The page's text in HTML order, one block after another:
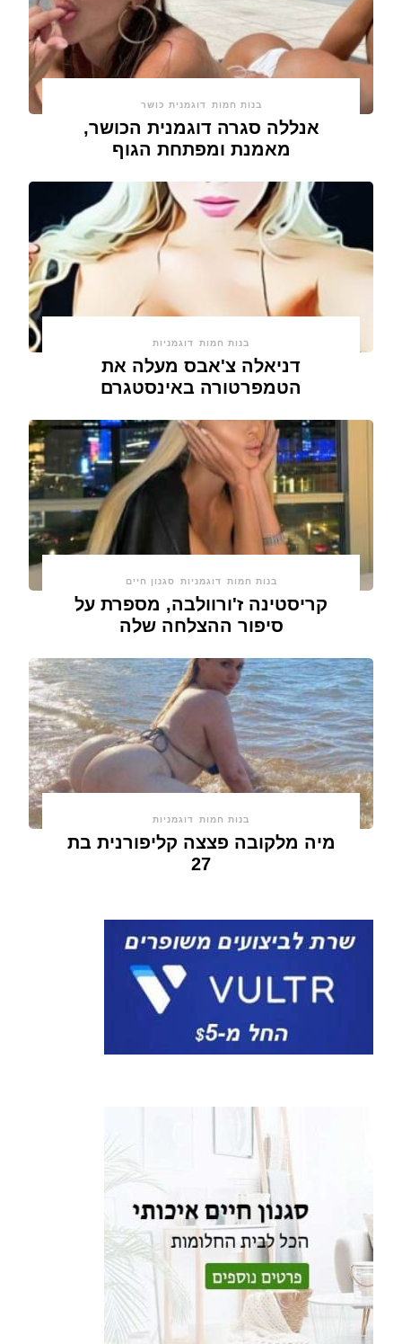
בנות חמות דוגמנית כושר
אנללה סגרה דוגמנית הכושר,
מאמנת ומפתחת הגוף
בנות חמות דוגמניות
דניאלה צ'אבס מעלה את
הטמפרטורה באינסטגרם
בנות חמות דוגמניות סגנון חיים
קריסטינה ז'ורוולבה, מספרת על
סיפור ההצלחה שלה
בנות חמות דוגמניות
מיה מלקובה פצצה קליפורנית בת
27